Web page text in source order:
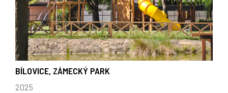
BÍLOVICE, ZÁMECKÝ PARK
2025